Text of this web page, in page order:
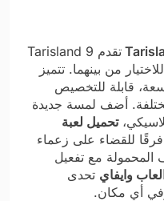
تقدم Tarisland 9
من بينهما. تتميز
قابلة للتخصيص
أضف لمسة جديدة
تحميل لعبة
للقضاء على زعماء
المحمولة مع تفعيل
تحدى
أي مكان.